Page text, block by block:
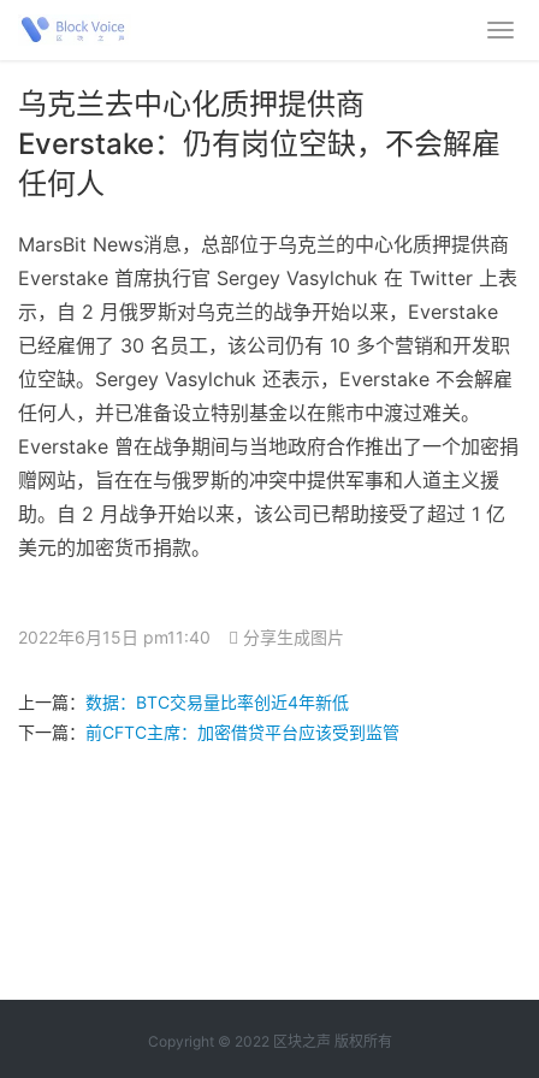
乌克兰去中心化质押提供商
Everstake：仍有岗位空缺，不会解雇
任何人
MarsBit News消息，总部位于乌克兰的中心化质押提供商
Everstake 首席执行官 Sergey Vasylchuk 在 Twitter 上表
示，自 2 月俄罗斯对乌克兰的战争开始以来，Everstake
已经雇佣了 30 名员工，该公司仍有 10 多个营销和开发职
位空缺。Sergey Vasylchuk 还表示，Everstake 不会解雇
任何人，并已准备设立特别基金以在熊市中渡过难关。
Everstake 曾在战争期间与当地政府合作推出了一个加密捐
赠网站，旨在在与俄罗斯的冲突中提供军事和人道主义援
助。自 2 月战争开始以来，该公司已帮助接受了超过 1 亿
美元的加密货币捐款。
2022年6月15日 pm11:40 分享生成图片
上一篇： 数据：BTC交易量比率创近4年新低
下一篇： 前CFTC主席：加密借贷平台应该受到监管
Copyright © 2022 区块之声 版权所有